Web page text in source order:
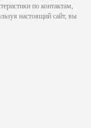
по контактам,
настоящий сайт, вы